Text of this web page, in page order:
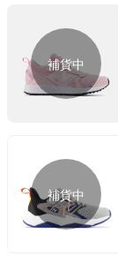
補貨中
補貨中